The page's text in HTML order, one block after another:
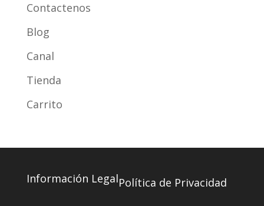
Contactenos
Blog
Canal
Tienda
Carrito
Información LegalPolítica de Privacidad